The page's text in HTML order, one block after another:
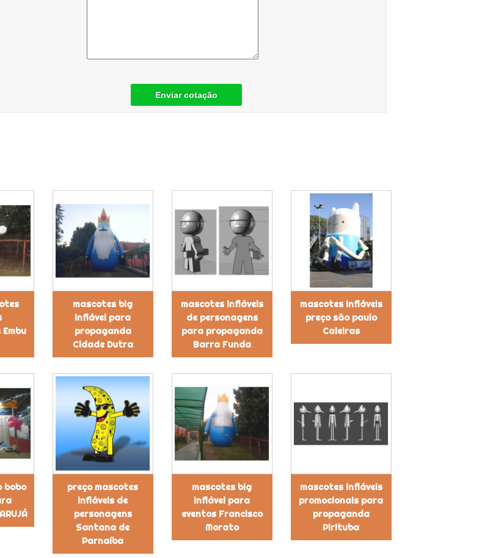
Enviar cotação
mascotes big
inflável para
propaganda
Cidade Dutra
mascotes infláveis
de personagens
para propaganda
Barra Funda
mascotes infláveis
preço são paulo
Caieiras
bobo
preço mascotes
infláveis de
personagens
Santana de
Parnaíba
mascotes big
inflável para
eventos Francisco
Morato
mascotes infláveis
promocionais para
propaganda
Pirituba